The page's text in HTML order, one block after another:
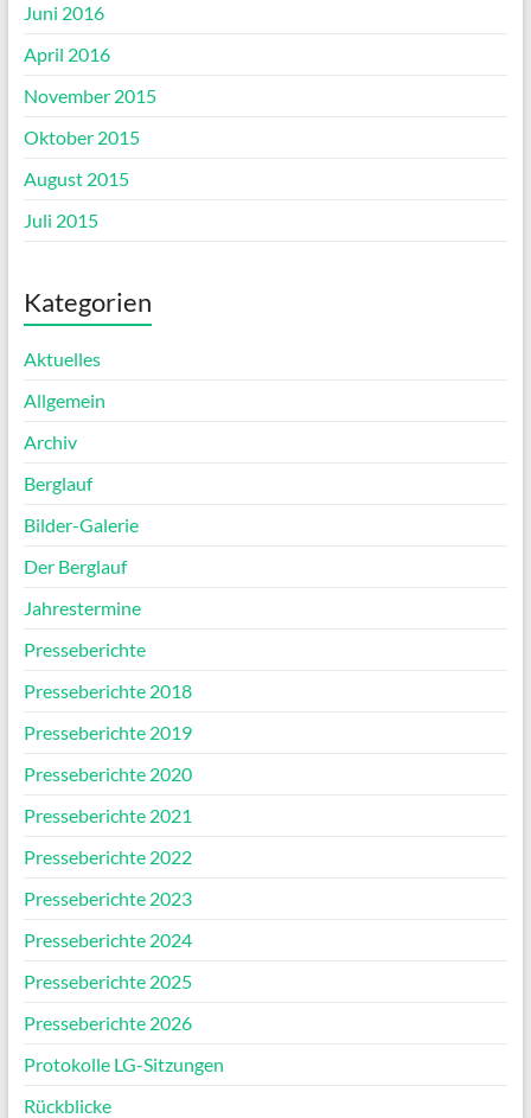
Juni 2016
April 2016
November 2015
Oktober 2015
August 2015
Juli 2015
Kategorien
Aktuelles
Allgemein
Archiv
Berglauf
Bilder-Galerie
Der Berglauf
Jahrestermine
Presseberichte
Presseberichte 2018
Presseberichte 2019
Presseberichte 2020
Presseberichte 2021
Presseberichte 2022
Presseberichte 2023
Presseberichte 2024
Presseberichte 2025
Presseberichte 2026
Protokolle LG-Sitzungen
Rückblicke